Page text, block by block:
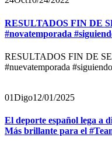
RESULTADOS FIN DE
#novatemporada
RESULTADOS FIN DE
#nuevatemporada
01Digo12/01/2025
El deporte español lega a
Más brillante para el